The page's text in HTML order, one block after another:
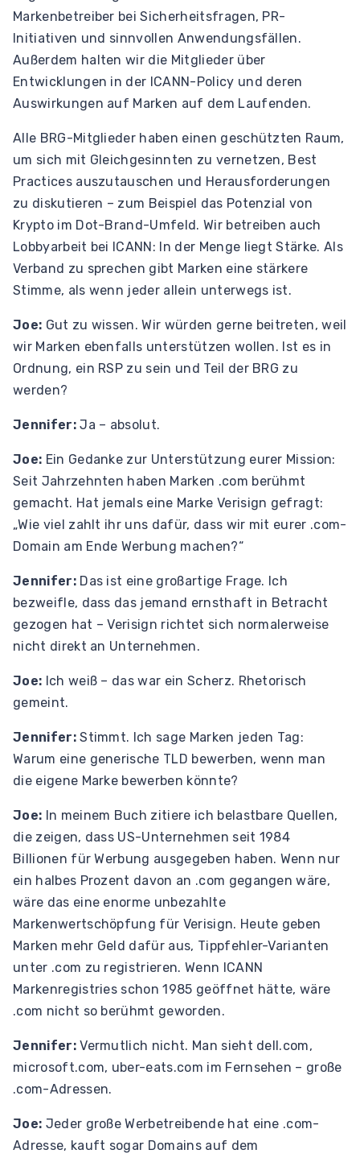
Markenbetreiber bei Sicherheitsfragen, PR-
Initiativen und sinnvollen Anwendungsfällen.
Außerdem halten wir die Mitglieder über
Entwicklungen in der ICANN-Policy und deren
Auswirkungen auf Marken auf dem Laufenden.
Alle BRG-Mitglieder haben einen geschützten Raum,
um sich mit Gleichgesinnten zu vernetzen, Best
Practices auszutauschen und Herausforderungen
zu diskutieren – zum Beispiel das Potenzial von
Krypto im Dot-Brand-Umfeld. Wir betreiben auch
Lobbyarbeit bei ICANN: In der Menge liegt Stärke. Als
Verband zu sprechen gibt Marken eine stärkere
Stimme, als wenn jeder allein unterwegs ist.
Joe: Gut zu wissen. Wir würden gerne beitreten, weil
wir Marken ebenfalls unterstützen wollen. Ist es in
Ordnung, ein RSP zu sein und Teil der BRG zu
werden?
Jennifer:Ja – absolut.
Joe: Ein Gedanke zur Unterstützung eurer Mission:
Seit Jahrzehnten haben Marken .com berühmt
gemacht. Hat jemals eine Marke Verisign gefragt:
„Wie viel zahlt ihr uns dafür, dass wir mit eurer .com-
Domain am Ende Werbung machen?“
Jennifer:Das ist eine großartige Frage. Ich
bezweifle, dass das jemand ernsthaft in Betracht
gezogen hat – Verisign richtet sich normalerweise
nicht direkt an Unternehmen.
Joe: Ich weiß – das war ein Scherz. Rhetorisch
gemeint.
Jennifer:Stimmt. Ich sage Marken jeden Tag:
Warum eine generische TLD bewerben, wenn man
die eigene Marke bewerben könnte?
Joe: In meinem Buch zitiere ich belastbare Quellen,
die zeigen, dass US-Unternehmen seit 1984
Billionen für Werbung ausgegeben haben. Wenn nur
ein halbes Prozent davon an .com gegangen wäre,
wäre das eine enorme unbezahlte
Markenwertschöpfung für Verisign. Heute geben
Marken mehr Geld dafür aus, Tippfehler-Varianten
unter .com zu registrieren. Wenn ICANN
Markenregistries schon 1985 geöffnet hätte, wäre
.com nicht so berühmt geworden.
Jennifer:Vermutlich nicht. Man sieht dell.com,
microsoft.com, uber-eats.com im Fernsehen – große
.com-Adressen.
Joe: Jeder große Werbetreibende hat eine .com-
Adresse, kauft sogar Domains auf dem